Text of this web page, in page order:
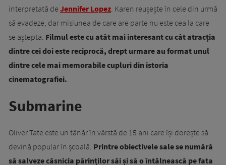
interpretată de Jennifer Lopez. Karen reușește în cele din urmă
să evadeze, dar misiunea de care are parte nu este cea la care
se aștepta. Filmul este cu atât mai interesant cu cât atracția
dintre cei doi este reciprocă, drept urmare au format unul
dintre cele mai memorabile cupluri din istoria
cinematografiei.
Submarine
Oliver Tate este un tânăr în vârstă de 15 ani care își dorește să
devină popular în școală. Printre obiectivele sale se numără
să salveze căsnicia părinților săi și să o întâlnească pe fata